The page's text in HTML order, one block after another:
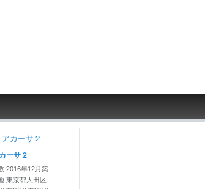
ーサ２
:2016年12月築
:東京都大田区